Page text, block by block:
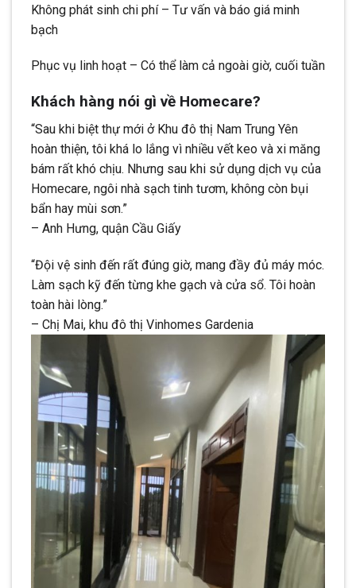
Không phát sinh chi phí – Tư vấn và báo giá minh
bạch
Phục vụ linh hoạt – Có thể làm cả ngoài giờ, cuối tuần
Khách hàng nói gì về Homecare?
“Sau khi biệt thự mới ở Khu đô thị Nam Trung Yên
hoàn thiện, tôi khá lo lắng vì nhiều vết keo và xi măng
bám rất khó chịu. Nhưng sau khi sử dụng dịch vụ của
Homecare, ngôi nhà sạch tinh tươm, không còn bụi
bẩn hay mùi sơn.”
– Anh Hưng, quận Cầu Giấy
“Đội vệ sinh đến rất đúng giờ, mang đầy đủ máy móc.
Làm sạch kỹ đến từng khe gạch và cửa sổ. Tôi hoàn
toàn hài lòng.”
– Chị Mai, khu đô thị Vinhomes Gardenia